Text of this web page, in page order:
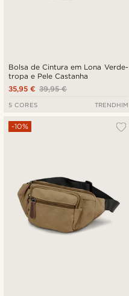
Bolsa de Cintura em Lona Verde-
tropa e Pele Castanha
39,95 €
35,95 €
5 CORES TRENDHIM
-10%